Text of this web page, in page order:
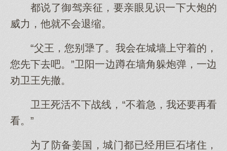
都说了御驾亲征，要亲眼见识一下大炮的
威力，他就不会退缩。
“父王，您别犟了。我会在城墙上守着的，
您先下去吧。”卫阳一边蹲在墙角躲炮弹，一边
劝卫王先撤。
卫王死活不下战线，“不着急，我还要再看
看。”
为了防备姜国，城门都已经用巨石堵住，